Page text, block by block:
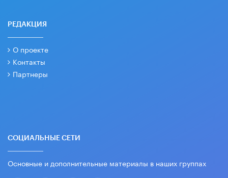
РЕДАКЦИЯ
О проекте
Контакты
Партнеры
СОЦИАЛЬНЫЕ СЕТИ
Основные и дополнительные материалы в наших группах